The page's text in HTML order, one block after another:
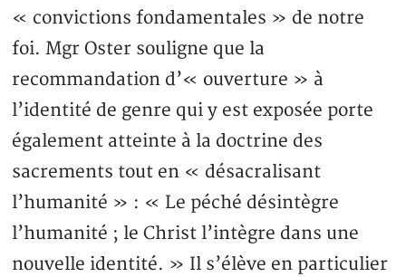
« convictions fondamentales » de notre
foi. Mgr Oster souligne que la
recommandation d’« ouverture » à
l’identité de genre qui y est exposée porte
également atteinte à la doctrine des
sacrements tout en « désacralisant
l’humanité » : « Le péché désintègre
l’humanité ; le Christ l’intègre dans une
nouvelle identité. » Il s’élève en particulier